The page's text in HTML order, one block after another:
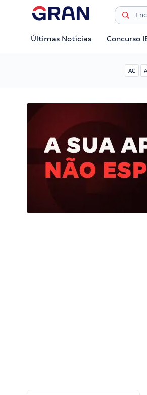
Últimas Notícias Concurso
AC